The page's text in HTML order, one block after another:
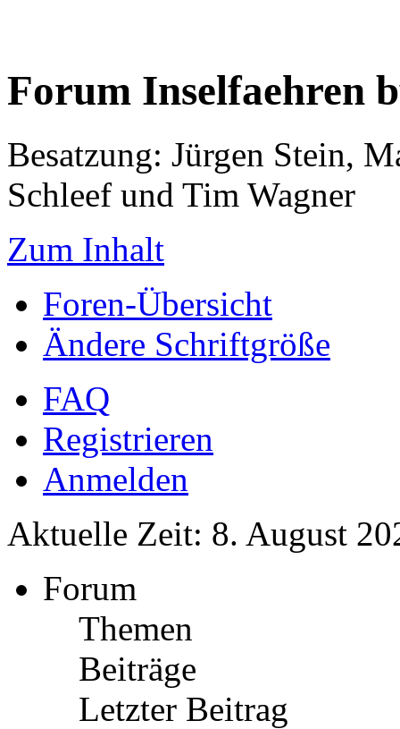
Forum Inselfaehren
Besatzung: Jürgen Stein,
Schleef und Tim Wagner
Zum Inhalt
Foren-Übersicht
Ändere Schriftgröße
FAQ
Registrieren
Anmelden
Aktuelle Zeit: 8. August
Forum
Themen
Beiträge
Letzter Beitrag